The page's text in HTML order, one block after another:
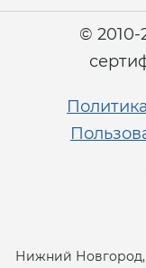
© 2010-
Нижний Новгород,